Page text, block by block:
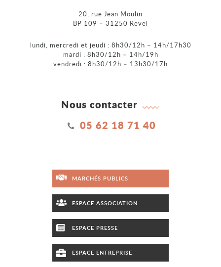
20, rue Jean Moulin
BP 109 – 31250 Revel
lundi, mercredi et jeudi : 8h30/12h – 14h/17h30
mardi : 8h30/12h – 14h/19h
vendredi : 8h30/12h – 13h30/17h
Nous contacter
05 62 18 71 40
MARCHÉS PUBLICS
ESPACE ASSOCIATION
ESPACE PRESSE
ESPACE ENTREPRISE